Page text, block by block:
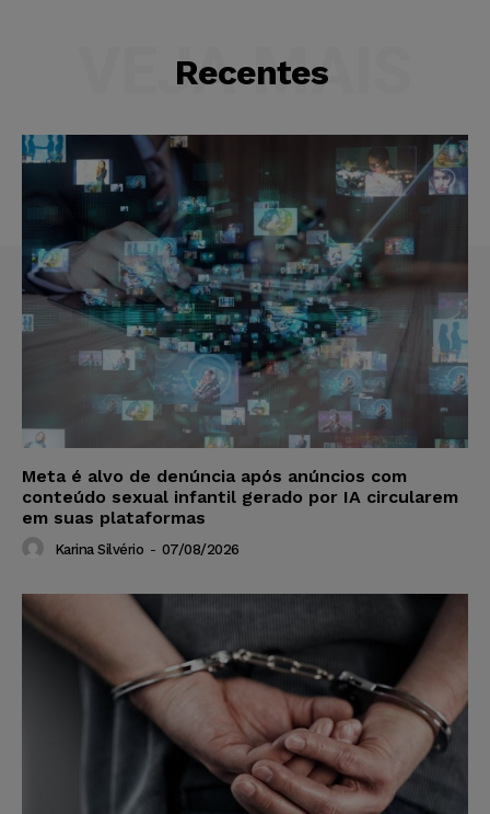
Recentes
VEJA MAIS
Meta é alvo de denúncia após anúncios com
conteúdo sexual infantil gerado por IA circularem
em suas plataformas
Karina Silvério - 07/08/2026